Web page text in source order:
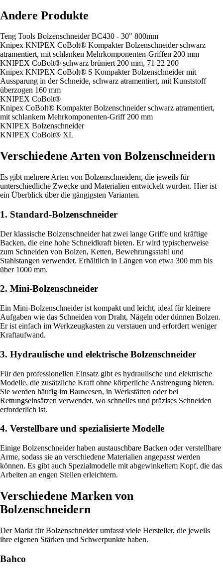
Andere Produkte
Teng Tools Bolzenschneider BC430 - 30" 800mm
Knipex KNIPEX CoBolt® Kompakter Bolzenschneider schwarz
atramentiert, mit schlanken Mehrkomponenten-Griffen 200 mm
KNIPEX CoBolt® schwarz brüniert 200 mm, 71 22 200
Knipex KNIPEX CoBolt® S Kompakter Bolzenschneider mit
Aussparung in der Schneide, schwarz atramentiert, mit Kunststoff
überzogen 160 mm
KNIPEX CoBolt®
Knipex CoBolt® Kompakter Bolzenschneider schwarz atramentiert,
mit schlankem Mehrkomponenten-Griff 200 mm
KNIPEX Bolzenschneider
KNIPEX CoBolt® XL
Verschiedene Arten von Bolzenschneidern
Es gibt mehrere Arten von Bolzenschneidern, die jeweils für
unterschiedliche Zwecke und Materialien entwickelt wurden. Hier ist
ein Überblick über die gängigsten Varianten.
1. Standard-Bolzenschneider
Der klassische Bolzenschneider hat zwei lange Griffe und kräftige
Backen, die eine hohe Schneidkraft bieten. Er wird typischerweise
zum Schneiden von Bolzen, Ketten, Bewehrungsstahl und
Stahlstangen verwendet. Erhältlich in Längen von etwa 300 mm bis
über 1000 mm.
2. Mini-Bolzenschneider
Ein Mini-Bolzenschneider ist kompakt und leicht, ideal für kleinere
Aufgaben wie das Schneiden von Draht, Nägeln oder dünnen Bolzen.
Er ist einfach im Werkzeugkasten zu verstauen und erfordert weniger
Kraftaufwand.
3. Hydraulische und elektrische Bolzenschneider
Für den professionellen Einsatz gibt es hydraulische und elektrische
Modelle, die zusätzliche Kraft ohne körperliche Anstrengung bieten.
Sie werden häufig im Bauwesen, in Werkstätten oder bei
Rettungseinsätzen verwendet, wo schnelles und präzises Schneiden
erforderlich ist.
4. Verstellbare und spezialisierte Modelle
Einige Bolzenschneider haben austauschbare Backen oder verstellbare
Arme, sodass sie an verschiedene Materialien angepasst werden
können. Es gibt auch Spezialmodelle mit abgewinkeltem Kopf, die das
Arbeiten an engen Stellen erleichtern.
Verschiedene Marken von
Bolzenschneidern
Der Markt für Bolzenschneider umfasst viele Hersteller, die jeweils
ihre eigenen Stärken und Schwerpunkte haben.
Bahco